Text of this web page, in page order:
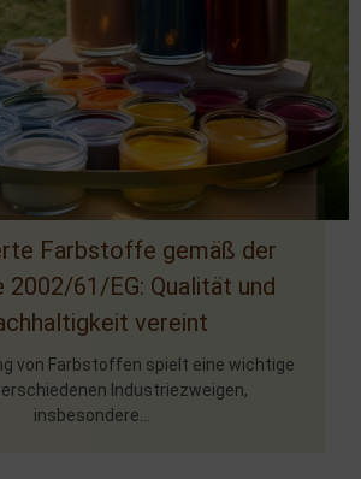
Farbstoffe gemäß der
2002/61/EG: Qualität und
vereint
von Farbstoffen spielt eine wichtige
Industriezweigen,
insbesondere...